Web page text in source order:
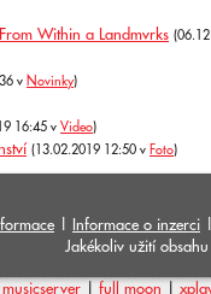
Within a Landmvrks
v Novinky)
16:45 v Video)
(13.02.2019 12:50 v Foto)
Informace o inzerci
Jakékoliv užití
musicserver full moon